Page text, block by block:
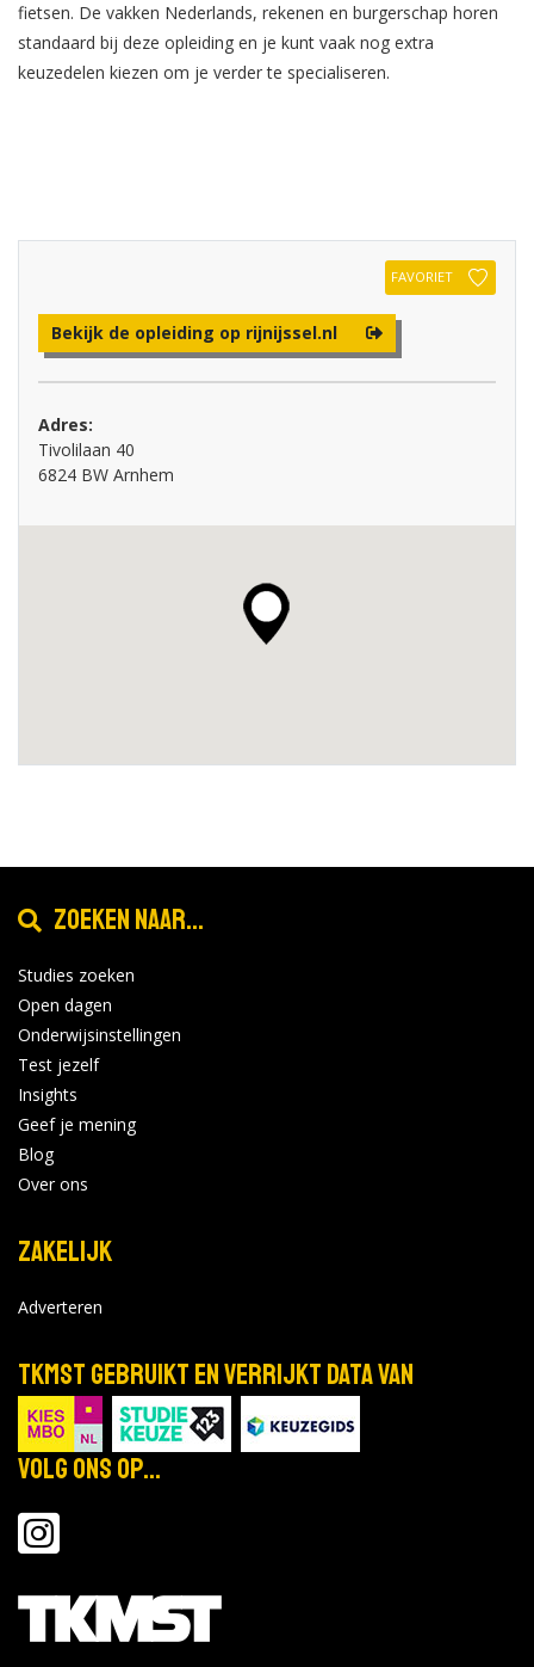
fietsen. De vakken Nederlands, rekenen en burgerschap horen
standaard bij deze opleiding en je kunt vaak nog extra
keuzedelen kiezen om je verder te specialiseren.
FAVORIET
Bekijk de opleiding op rijnijssel.nl
Adres:
Tivolilaan 40
6824 BW Arnhem
Zoeken naar...
Studies zoeken
Open dagen
Onderwijsinstellingen
Test jezelf
Insights
Geef je mening
Blog
Over ons
Zakelijk
Adverteren
TKMST gebruikt en verrijkt data van
Volg ons op...